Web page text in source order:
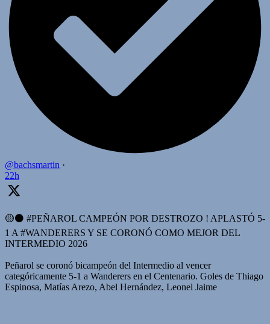
@bachsmartin ·
22h
🟡⚫️ #PEÑAROL CAMPEÓN POR DESTROZO ! APLASTÓ 5-
1 A #WANDERERS Y SE CORONÓ COMO MEJOR DEL
INTERMEDIO 2026
Peñarol se coronó bicampeón del Intermedio al vencer
categóricamente 5-1 a Wanderers en el Centenario. Goles de Thiago
Espinosa, Matías Arezo, Abel Hernández, Leonel Jaime